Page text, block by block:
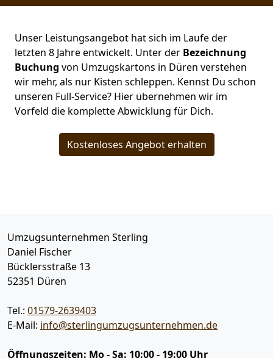
Unser Leistungsangebot hat sich im Laufe der
letzten 8 Jahre entwickelt. Unter der Bezeichnung
Buchung von Umzugskartons in Düren verstehen
wir mehr, als nur Kisten schleppen. Kennst Du schon
unseren Full-Service? Hier übernehmen wir im
Vorfeld die komplette Abwicklung für Dich.
Kostenloses Angebot erhalten
Umzugsunternehmen Sterling
Daniel Fischer
Bücklersstraße 13
52351 Düren
Tel.: 01579-2639403
E-Mail: info@sterlingumzugsunternehmen.de
Öffnungszeiten: Mo - Sa: 10:00 - 19:00 Uhr